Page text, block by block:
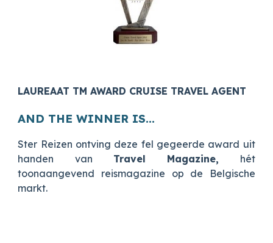
LAUREAAT TM AWARD CRUISE TRAVEL AGENT
AND THE WINNER IS...
Ster Reizen ontving deze fel gegeerde award uit
handen van Travel Magazine, hét
toonaangevend reismagazine op de Belgische
markt.